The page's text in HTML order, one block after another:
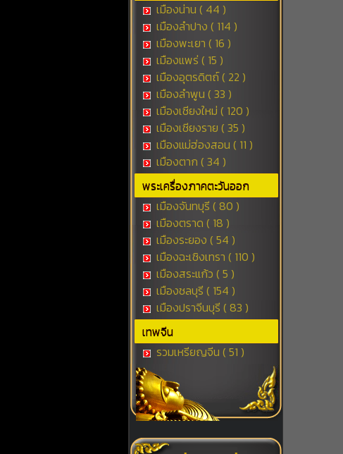
เมืองน่าน ( 44 )
เมืองลำปาง ( 114 )
เมืองพะเยา ( 16 )
เมืองแพร่ ( 15 )
เมืองอุตรดิตถ์ ( 22 )
เมืองลำพูน ( 33 )
เมืองเชียงใหม่ ( 120 )
เมืองเชียงราย ( 35 )
เมืองแม่ฮ่องสอน ( 11 )
เมืองตาก ( 34 )
พระเครื่องภาคตะวันออก
เมืองจันทบุรี ( 80 )
เมืองตราด ( 18 )
เมืองระยอง ( 54 )
เมืองฉะเชิงเทรา ( 110 )
เมืองสระแก้ว ( 5 )
เมืองชลบุรี ( 154 )
เมืองปราจีนบุรี ( 83 )
เทพจีน
รวมเหรียญจีน ( 51 )